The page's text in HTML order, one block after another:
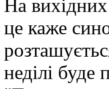
На
це каже
неділі буде